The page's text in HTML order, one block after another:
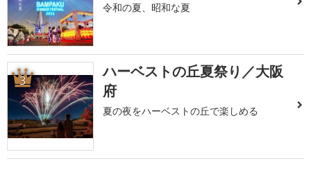
令和の夏、昭和な夏
3
ハーベストの丘夏祭り／大阪
府
夏の夜をハーベストの丘で楽しめる